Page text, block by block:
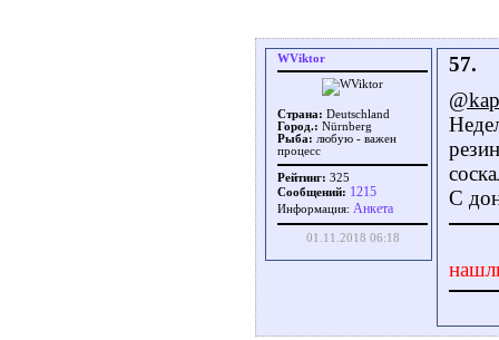
WViktor
Страна: Deutschland
Город.: Nürnberg
Рыба: любую - важен
процесс
Рейтинг: 325
Сообщений: 1215
Информация: Aнкета
01.11.2018 06:18
57.
С